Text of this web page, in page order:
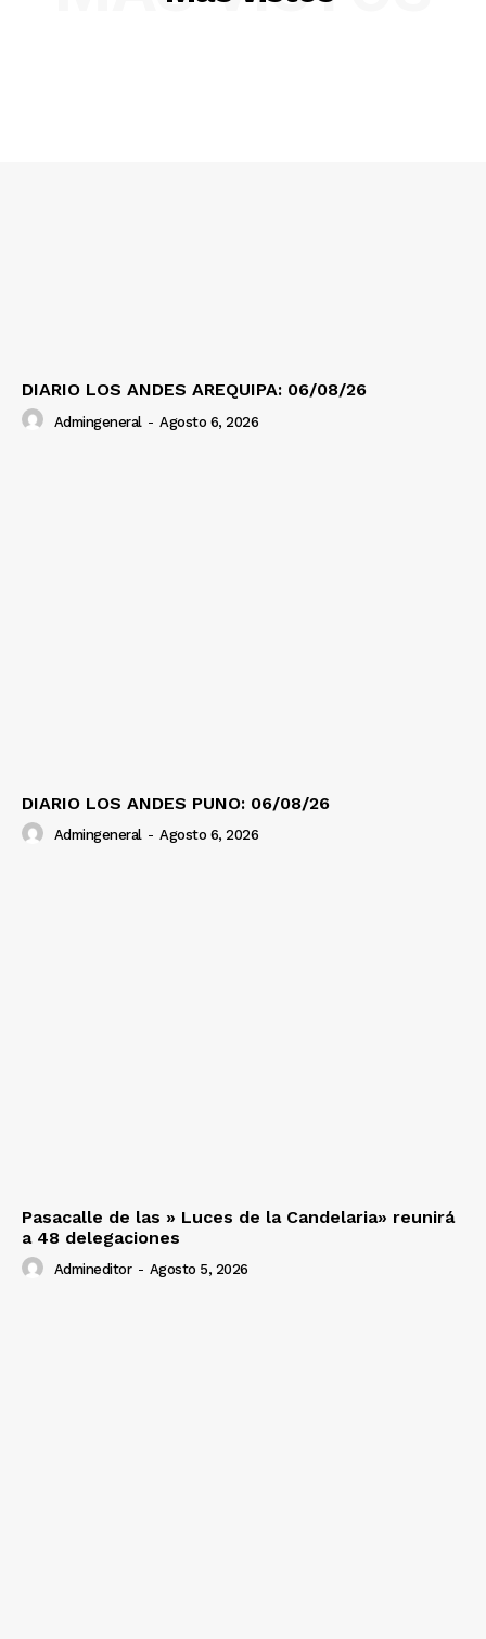
DIARIO LOS ANDES AREQUIPA: 06/08/26
Admingeneral - Agosto 6, 2026
DIARIO LOS ANDES PUNO: 06/08/26
Admingeneral - Agosto 6, 2026
Pasacalle de las » Luces de la Candelaria» reunirá
a 48 delegaciones
Admineditor - Agosto 5, 2026